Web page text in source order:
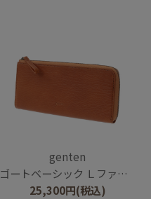
genten
ゴートベーシック Ｌファスナー長財布
25,300円(税込)